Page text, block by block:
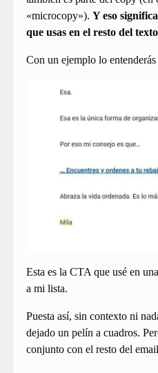
«microcopy»). Y eso
que usas en el resto del
Con un ejemplo lo
Esta es la CTA que usé en
a mi lista.
Puesta así, sin contexto ni
dejado un pelín a cuadros.
conjunto con el resto del